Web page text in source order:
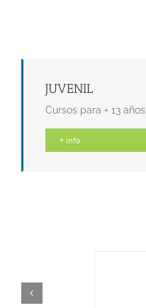
JUVENIL
Cursos para + 13 años
+ info